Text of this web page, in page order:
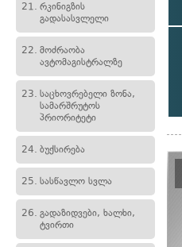
21. რკინიგზის
გადასასვლელი
22. მოძრაობა
ავტომაგისტრალზე
23. საცხოვრებელი ზონა,
სამარშრუტოს
პრიორიტეტი
24. ბუქსირება
25. სასწავლო სვლა
26. გადაზიდვები, ხალხი,
ტვირთი